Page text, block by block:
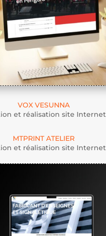
VOX VESUNNA
et réalisation site Internet
MTPRINT ATELIER
et réalisation site Internet